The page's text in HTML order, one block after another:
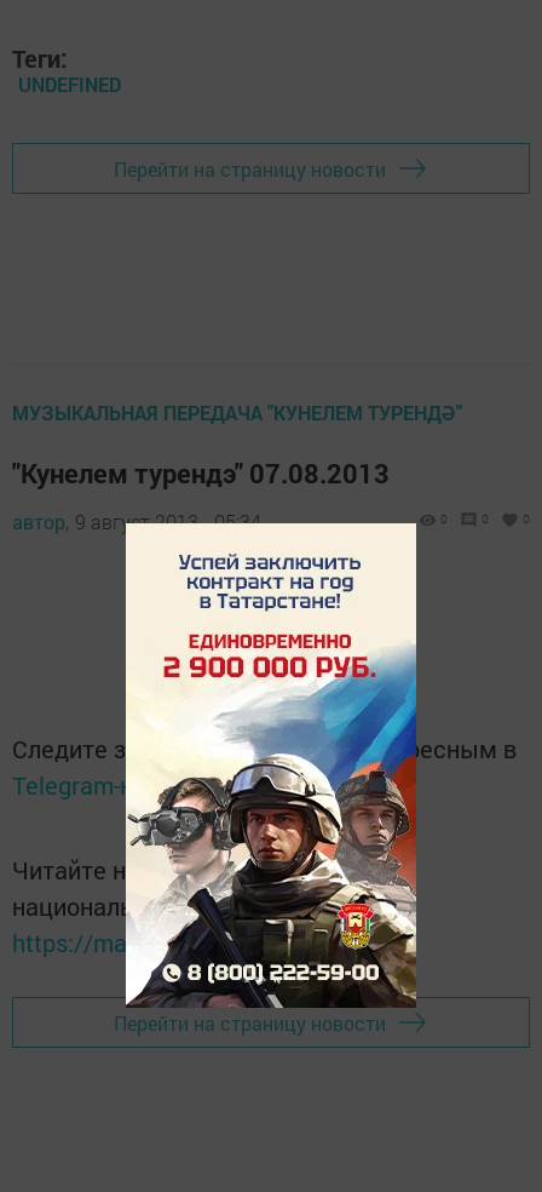
Теги:
UNDEFINED
Перейти на страницу новости
МУЗЫКАЛЬНАЯ ПЕРЕДАЧА "КУНЕЛЕМ ТУРЕНДӘ"
"Кунелем турендэ" 07.08.2013
автор, 9 август 2013 - 05:34 0 0 0
Следите за самым важным и интересным в
Telegram-каналеТатмедиа
Читайте новости Татарстана в
национальном мессенджере MАХ:
https://max.ru/tatmedia
Перейти на страницу новости